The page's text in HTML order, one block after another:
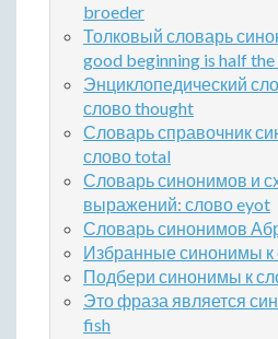
broeder
Толковый словарь
good beginning is half
Энциклопедический
слово thought
Словарь справочник
слово total
Словарь синонимов и
выражений: слово eyot
Словарь синонимов
Избранные синонимы к
Подбери синонимы к
Это фраза является
fish